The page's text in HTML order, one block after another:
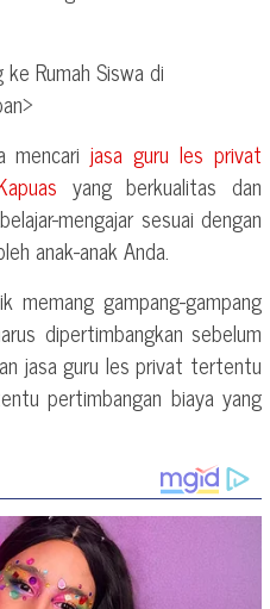
mencarijasa guru les privat
yang berkualitas dan
mengajar sesuai dengan
anak-anak Anda.
gampang-gampang
dipertimbangkan sebelum
jasa guru les privat tertentu
pertimbangan biaya yang